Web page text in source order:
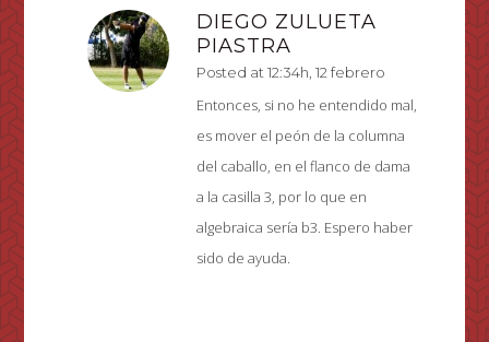
DIEGO ZULUETA
PIASTRA
Posted at 12:34h, 12 febrero
Entonces, si no he entendido mal,
es mover el peón de la columna
del caballo, en el flanco de dama
a la casilla 3, por lo que en
algebraica sería b3. Espero haber
sido de ayuda.